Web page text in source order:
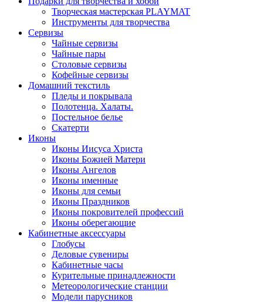
Творческая мастерская PLAYMAT
Инструменты для творчества
Cервизы
Чайные сервизы
Чайные пары
Столовые сервизы
Кофейные сервизы
Домашний текстиль
Пледы и покрывала
Полотенца. Халаты.
Постельное белье
Скатерти
Иконы
Иконы Иисуса Христа
Иконы Божией Матери
Иконы Ангелов
Иконы именные
Иконы для семьи
Иконы Праздников
Иконы покровителей профессий
Иконы оберегающие
Кабинетные аксессуары
Глобусы
Деловые сувениры
Кабинетные часы
Курительные принадлежности
Метеорологические станции
Модели парусников